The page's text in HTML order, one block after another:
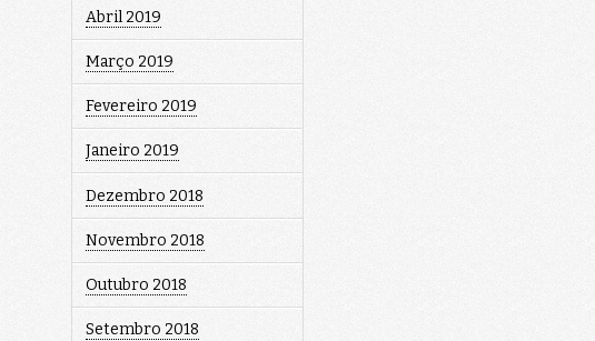
Abril 2019
Março 2019
Fevereiro 2019
Janeiro 2019
Dezembro 2018
Novembro 2018
Outubro 2018
Setembro 2018